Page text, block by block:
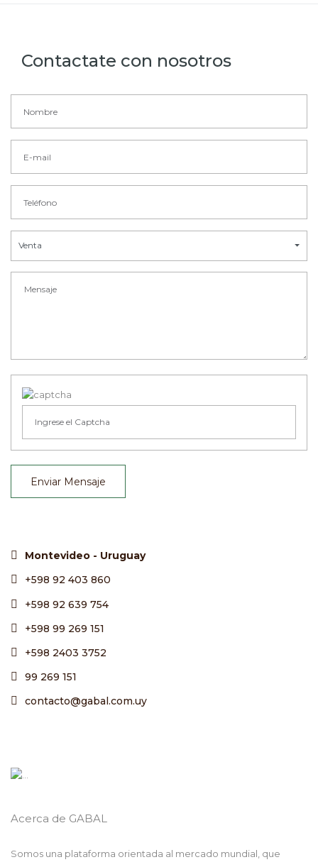
Contactate con nosotros
Venta
Enviar Mensaje
Montevideo - Uruguay
+598 92 403 860
+598 92 639 754
+598 99 269 151
+598 2403 3752
99 269 151
contacto@gabal.com.uy
Acerca de GABAL
Somos una plataforma orientada al mercado mundial, que